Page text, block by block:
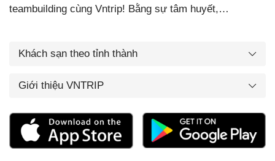
teambuilding cùng Vntrip! Bằng sự tâm huyết,…
Khách sạn theo tỉnh thành
Giới thiệu VNTRIP